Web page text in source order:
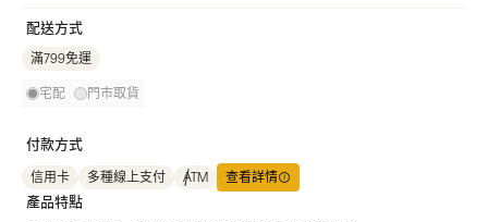
配送方式
滿799免運
宅配 門市取貨
付款方式
信用卡 多種線上支付 ATM 查看詳情
產品特點